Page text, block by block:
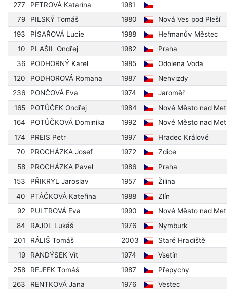
277
PETROVÁ Katarína
1981
79
PILSKÝ Tomáš 1980
Nová Ves pod Pleší
193
PÍSAŘOVÁ Lucie 1988
Heřmanův Městec
10
PLAŠIL Ondřej 1982
Praha
36
PODHORNÝ Karel 1985
Odolena Voda
120
PODHOROVÁ Romana 1987
Nehvizdy
236
PONČOVÁ Eva 1974
Jaroměř
165
POTŮČEK Ondřej 1984
Nové Město nad
164
POTŮČKOVÁ Dominika 1992
Nové Město nad
174
PREIS Petr 1997
Hradec Králové
70
PROCHÁZKA Josef 1972
Zdice
58
PROCHÁZKA Pavel 1986
Praha
153
PŘIKRYL Jaroslav 1957
Žilina
40
PTÁČKOVÁ Kateřina 1988
Zlín
92
PULTROVÁ Eva 1990
Nové Město nad
84
RAJDL Lukáš 1976
Nymburk
201
RÁLIŠ Tomáš 2003
Staré Hradiště
19
RANDÝSEK Vít 1974
Vsetín
258
REJFEK Tomáš 1987
Přepychy
263
RENTKOVÁ Jana 1976
Vestec